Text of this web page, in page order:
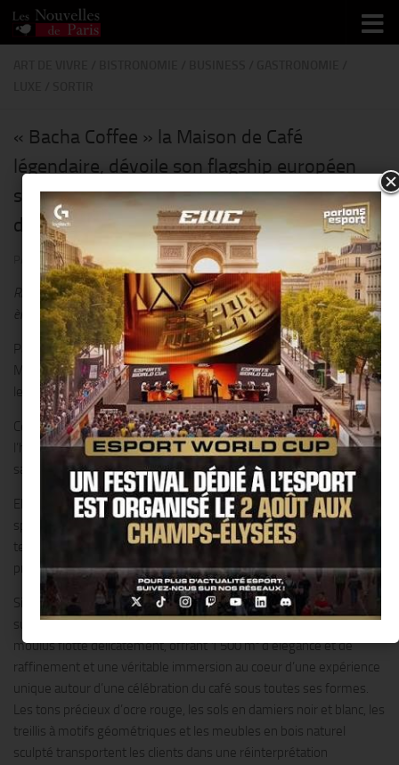
Skip to content
« Bacha Coffee » la Maison de Café
légendaire, dévoile son flagship européen
sur les Champs-Élysées : une invitation à
découvrir l’univers des cafés d’exception !!
THIERRY KER 21 AVRIL 2025· MIS À JOUR 25 AVRIL 2025
Riche d’un siècle d’histoire, la marque marocaine inaugure une nouvelle
ère dans l’art du café au coeur d’une adresse parisienne iconique.
Paris, le 17 avril 2025 – Bacha Coffee, l’illustre Maison de Café née à
Marrakech en 1910, ouvre son tout premier flagship européen sur
les Champs-Élysées à Paris, ce jeudi 17 avril 2025 à 14h.
Cette adresse prestigieuse marque une nouvelle étape dans
l’histoire de la légendaire marque marocaine, qui étend désormais
sa présence en Europe.
Elle y propose une collection inégalée de plus de 200 cafés de
spécialité 100 % Arabica, sélectionnés parmi 35 des meilleurs
terroirs à travers le monde, et perpétue l’art traditionnel de la
préparation, du service et de la gastronomie autour du café.
Située au 26, avenue des Champs-Élysées, Bacha Coffee se dévoile
sur trois étages où l’arôme exquis des grains de café fraîchement
moulus flotte délicatement, offrant 1 500 m² d’élégance et de
raffinement et une véritable immersion au coeur d’une expérience
unique autour d’une célébration du café sous toutes ses formes.
Les tons précieux d’ocre rouge, les sols en damiers noir et blanc, les
treillis à motifs géométriques et les meubles en bois naturel
sculpté transportent les clients dans une réinterprétation